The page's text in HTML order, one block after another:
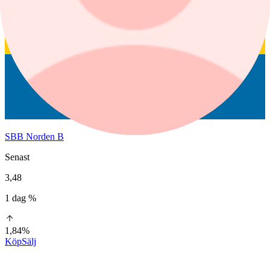
SBB Norden B
Senast
3,48
1 dag %
1,84%
KöpSälj